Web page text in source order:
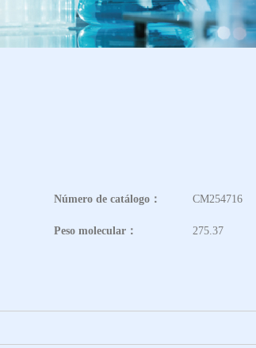
Número de catálogo： CM254716
Peso molecular： 275.37